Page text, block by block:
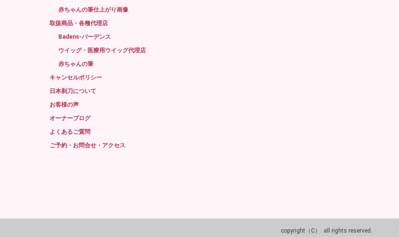
赤ちゃんの筆仕上がり画像
取扱商品・各種代理店
Badens-バーデンス
ウイッグ・医療用ウイッグ代理店
赤ちゃんの筆
キャンセルポリシー
日本剃刀について
お客様の声
オーナーブログ
よくあるご質問
ご予約・お問合せ・アクセス
copyright（C） all rights reserved.